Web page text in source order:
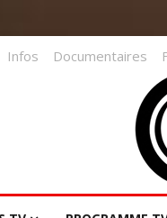
Infos Documentaires